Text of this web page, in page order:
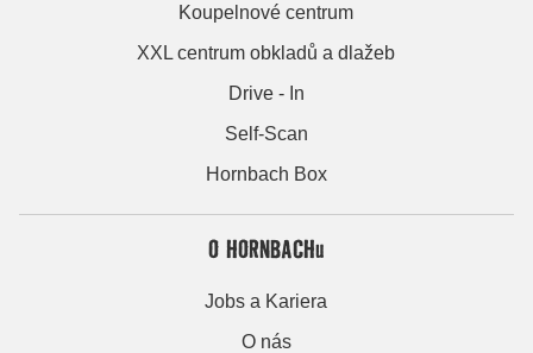
Koupelnové centrum
XXL centrum obkladů a dlažeb
Drive - In
Self-Scan
Hornbach Box
O HORNBACHu
Jobs a Kariera
O nás